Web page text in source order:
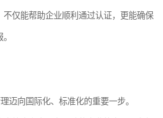
仅能帮助企业顺利通过认证，更能确保
迈向国际化、标准化的重要一步。